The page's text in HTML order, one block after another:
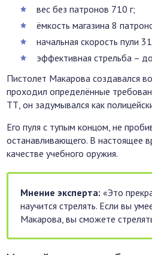
вес без патронов 710 г;
ёмкость магазина 8
начальная скорость пули
эффективная стрельба –
Пистолет Макарова создавался
проходил определённые
ТТ, он задумывался как
Его пуля с тупым концом, не
останавливающего. В настоящее
качестве учебного оружия.
Мнение эксперта: «Это
научится стрелять. Если вы
Макарова, вы сможете